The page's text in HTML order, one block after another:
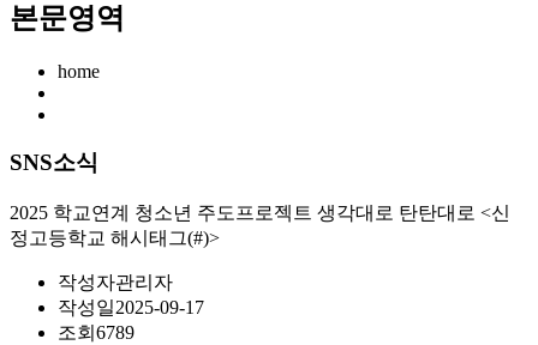
본문영역
home
SNS소식
2025 학교연계 청소년 주도프로젝트 생각대로 탄탄대로 <신
정고등학교 해시태그(#)>
작성자관리자
작성일2025-09-17
조회 6789